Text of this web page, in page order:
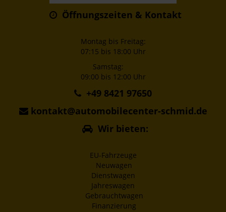
Öffnungszeiten & Kontakt
Montag bis Freitag:
07:15 bis 18:00 Uhr
Samstag:
09:00 bis 12:00 Uhr
+49 8421 97650
kontakt@automobilecenter-schmid.de
Wir bieten:
EU-Fahrzeuge
Neuwagen
Dienstwagen
Jahreswagen
Gebrauchtwagen
Finanzierung